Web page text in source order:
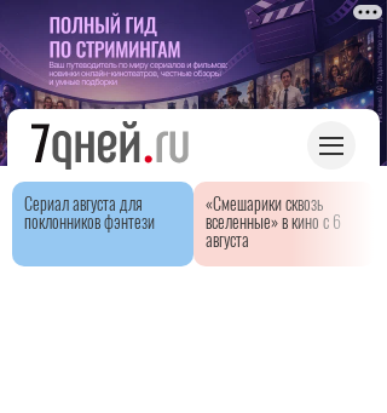
Сериал августа для
поклонников фэнтези
«Смешарики сквозь
вселенные» в кино с 6
августа